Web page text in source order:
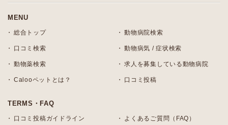
MENU
総合トップ 動物病院検索
口コミ検索 動物病気 / 症状検索
動物薬検索 求人を募集している動物病院
Calooペットとは？ 口コミ投稿
TERMS・FAQ
口コミ投稿ガイドライン よくあるご質問（FAQ）